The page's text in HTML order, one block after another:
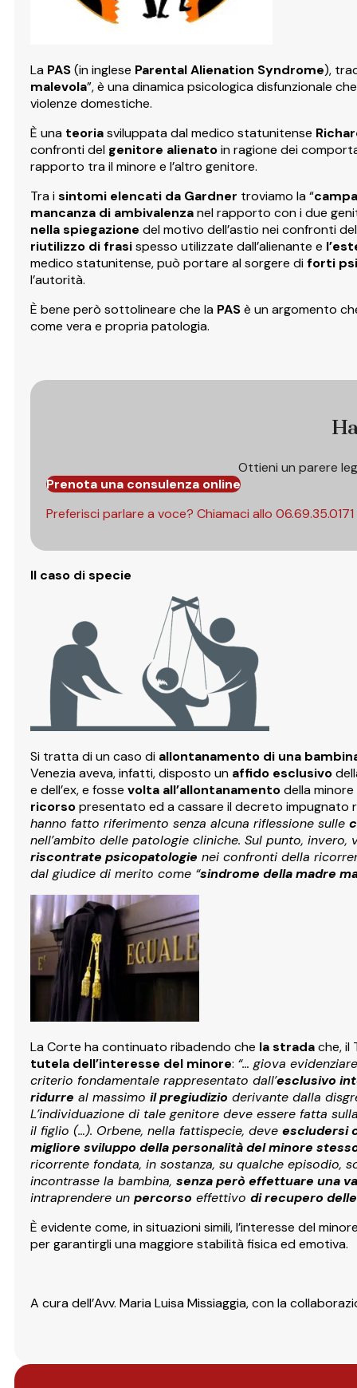
La PAS(in inglese Parental Alienation Syndrome),
malevola”, è una dinamica psicologica disfunzionale
violenze domestiche.
È una teoriasviluppata dal medico statunitense
confronti del genitore alienatoin ragione dei
rapporto tra il minore e l’altro genitore.
Tra isintomi elencati da Gardner troviamo la “
mancanza di ambivalenzanel rapporto con i due
nella spiegazione del motivo dell’astio nei confronti
riutilizzo di frasispesso utilizzate dall’alienante e
medico statunitense, può portare al sorgere diforti
l’autorità.
È bene però sottolineare che la PASè un argomento
come vera e propria patologia.
Ottieni un parere
Prenota una consulenza online
Preferisci parlare a voce? Chiamaci allo 06.69.35.0171
Il caso di specie
Si tratta di un caso di allontanamento di una
Venezia aveva, infatti, disposto un affido esclusivo
e dell’ex, e fosse volta all’allontanamentodella
ricorsopresentato ed a cassare il decreto impugnato
hanno fatto riferimento senza alcuna riflessione sulle
nell’ambito delle patologie cliniche. Sul punto,
riscontrate psicopatologie nei confronti della
dal giudice di merito come “sindrome della madre
La Corte ha continuato ribadendo che la stradache, il
tutela dell’interesse del minore: “… giova
criterio fondamentale rappresentato dall’esclusivo
ridurre al massimo il pregiudizio derivante dalla
L’individuazione di tale genitore deve essere fatta
il figlio (…). Orbene, nella fattispecie, deve escludersi
migliore sviluppo della personalità del minore
ricorrente fondata, in sostanza, su qualche
incontrasse la bambina, senza però effettuare una
intraprendere un percorso effettivo di recupero
È evidente come, in situazioni simili, l’interesse del
per garantirgli una maggiore stabilità fisica ed emotiva.
A cura dell’Avv. Maria Luisa Missiaggia, con la